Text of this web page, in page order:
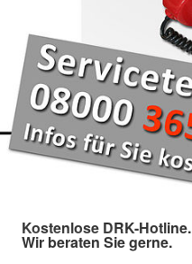
Kostenlose DRK-Hotline.
Wir beraten Sie gerne.